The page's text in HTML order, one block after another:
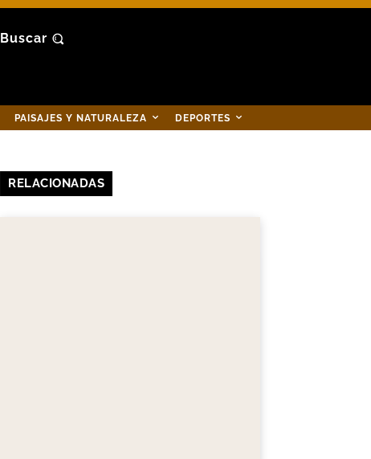
Buscar
PAISAJES Y NATURALEZA DEPORTES
RELACIONADAS